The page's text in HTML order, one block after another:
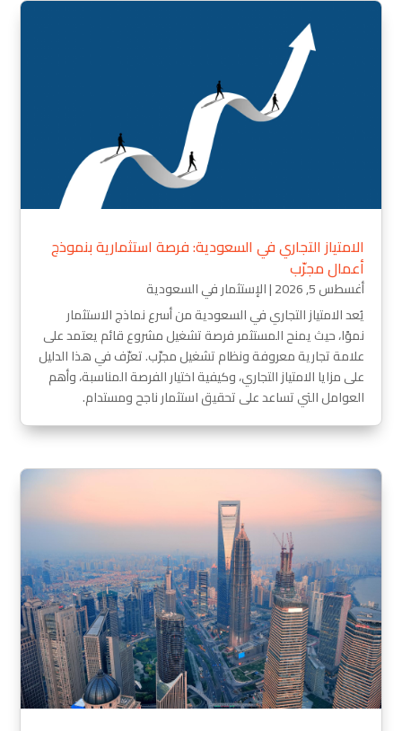
الامتياز التجاري في السعودية: فرصة استثمارية بنموذج
أعمال مجرّب
أغسطس 5, 2026 |الإستثمار في السعودية
يُعد الامتياز التجاري في السعودية من أسرع نماذج الاستثمار
نموًا، حيث يمنح المستثمر فرصة تشغيل مشروع قائم يعتمد على
علامة تجارية معروفة ونظام تشغيل مجرّب. تعرّف في هذا الدليل
على مزايا الامتياز التجاري، وكيفية اختيار الفرصة المناسبة، وأهم
العوامل التي تساعد على تحقيق استثمار ناجح ومستدام.